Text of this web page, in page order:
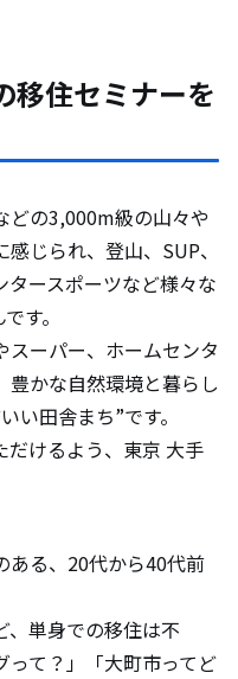
移住セミナーを
どの3,000m級の山々や
じられ、登山、SUP、
ースポーツなど様々な
す。
スーパー、ホームセンタ
豊かな自然環境と暮らし
い田舎まち”です。
だけるよう、東京 大手
ある、20代から40代前
、単身での移住は不
って？」「大町市ってど